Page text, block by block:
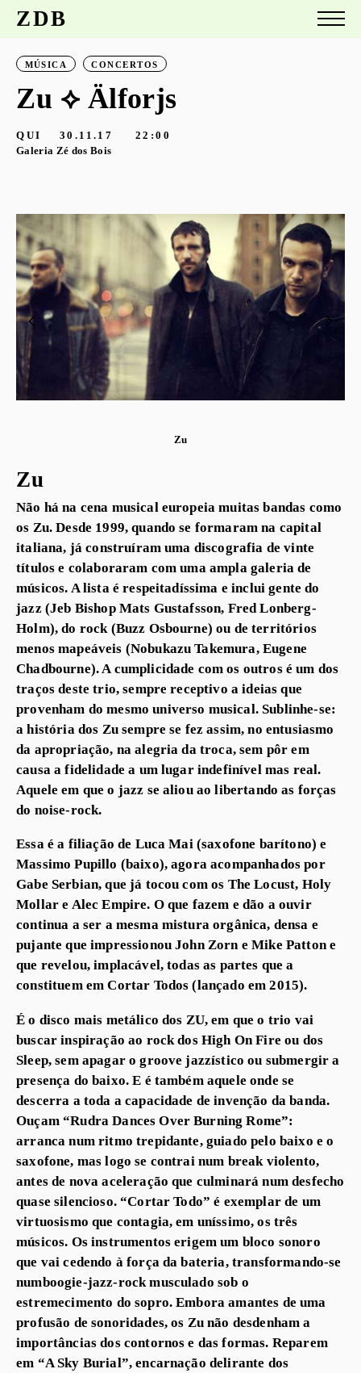
ZDB
MÚSICA CONCERTOS
Zu ⟡ Älforjs
QUI 30.11.17
22:00
Galeria Zé dos Bois
Zu
Zu
Não há na cena musical europeia muitas bandas como
os Zu. Desde 1999, quando se formaram na capital
italiana, já construíram uma discografia de vinte
títulos e colaboraram com uma ampla galeria de
músicos. A lista é respeitadíssima e inclui gente do
jazz (Jeb Bishop Mats Gustafsson, Fred Lonberg-
Holm), do rock (Buzz Osbourne) ou de territórios
menos mapeáveis (Nobukazu Takemura, Eugene
Chadbourne). A cumplicidade com os outros é um dos
traços deste trio, sempre receptivo a ideias que
provenham do mesmo universo musical. Sublinhe-se:
a história dos Zu sempre se fez assim, no entusiasmo
da apropriação, na alegria da troca, sem pôr em
causa a fidelidade a um lugar indefinível mas real.
Aquele em que o jazz se aliou ao libertando as forças
do noise-rock.
Essa é a filiação de Luca Mai (saxofone barítono) e
Massimo Pupillo (baixo), agora acompanhados por
Gabe Serbian, que já tocou com os The Locust, Holy
Mollar e Alec Empire. O que fazem e dão a ouvir
continua a ser a mesma mistura orgânica, densa e
pujante que impressionou John Zorn e Mike Patton e
que revelou, implacável, todas as partes que a
constituem em Cortar Todos (lançado em 2015).
É o disco mais metálico dos ZU, em que o trio vai
buscar inspiração ao rock dos High On Fire ou dos
Sleep, sem apagar o groove jazzístico ou submergir a
presença do baixo. E é também aquele onde se
descerra a toda a capacidade de invenção da banda.
Ouçam “Rudra Dances Over Burning Rome”:
arranca num ritmo trepidante, guiado pelo baixo e o
saxofone, mas logo se contrai num break violento,
antes de nova aceleração que culminará num desfecho
quase silencioso. “Cortar Todo” é exemplar de um
virtuosismo que contagia, em uníssimo, os três
músicos. Os instrumentos erigem um bloco sonoro
que vai cedendo à força da bateria, transformando-se
numboogie-jazz-rock musculado sob o
estremecimento do sopro. Embora amantes de uma
profusão de sonoridades, os Zu não desdenham a
importâncias dos contornos e das formas. Reparem
em “A Sky Burial”, encarnação delirante dos